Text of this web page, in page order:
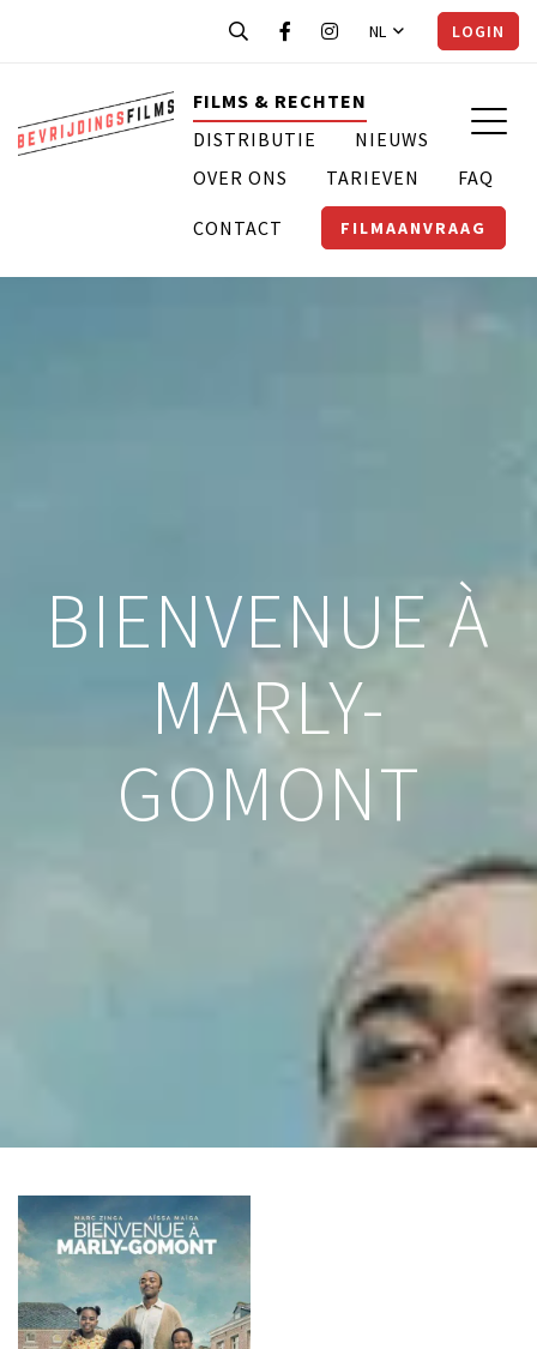
NL LOGIN
FILMS & RECHTEN
DISTRIBUTIE
NIEUWS
OVER ONS
TARIEVEN FAQ
CONTACT FILMAANVRAAG
BIENVENUE À
MARLY-
GOMONT